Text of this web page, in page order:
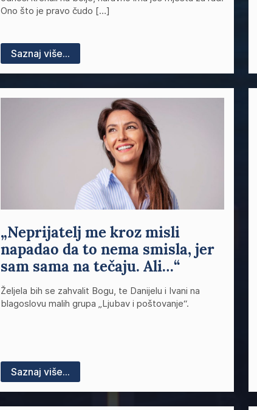
Ono što je pravo čudo […]
Saznaj više...
„Neprijatelj me kroz misli
napadao da to nema smisla, jer
sam sama na tečaju. Ali…“
Željela bih se zahvalit Bogu, te Danijelu i Ivani na
blagoslovu malih grupa „Ljubav i poštovanje“.
Saznaj više...